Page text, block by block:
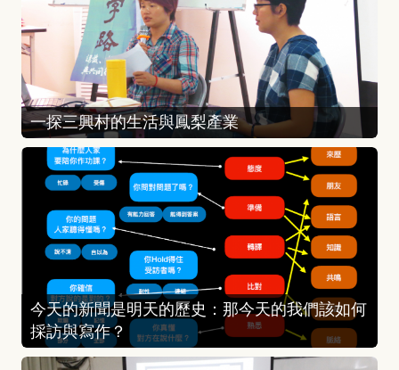
一探三興村的生活與鳳梨產業
今天的新聞是明天的歷史：那今天的我們該如何
採訪與寫作？